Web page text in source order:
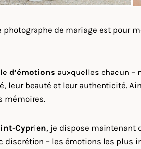
photographe de mariage est pour
d’émotions auxquelles chacun –
beauté et leur authenticité.
mémoires.
Cyprien, je dispose maintenant
discrétion – les émotions les plus